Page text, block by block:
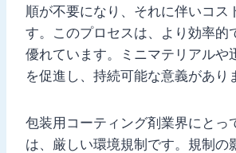
順が不要になり、それに伴いコス
す。このプロセスは、より効率的
優れています。ミニマテリアルや
を促進し、持続可能な意義があり
包装用コーティング剤業界にとっ
は、厳しい環境規制です。規制の